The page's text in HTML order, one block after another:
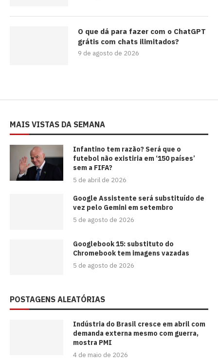
O que dá para fazer com o ChatGPT
grátis com chats ilimitados?
9 de agosto de 2026
MAIS VISTAS DA SEMANA
⁠Infantino tem razão? Será que o
futebol não existiria em ‘150 países’
sem a FIFA?
5 de abril de 2026
Google Assistente será substituído de
vez pelo Gemini em setembro
5 de agosto de 2026
Googlebook 15: substituto do
Chromebook tem imagens vazadas
5 de agosto de 2026
POSTAGENS ALEATÓRIAS
Indústria do Brasil cresce em abril com
demanda externa mesmo com guerra,
mostra PMI
4 de maio de 2026